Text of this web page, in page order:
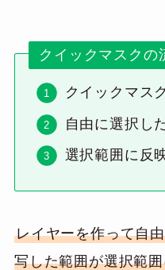
クイックマスクの
クイックマス
自由に選択し
選択範囲に反
レイヤーを作って自
写した範囲が選択範